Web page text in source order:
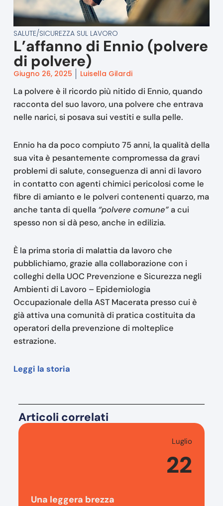
SALUTE/SICUREZZA SUL LAVORO
L’affanno di Ennio (polvere
di polvere)
Giugno 26, 2025 Luisella Gilardi
La polvere è il ricordo più nitido di Ennio, quando
racconta del suo lavoro, una polvere che entrava
nelle narici, si posava sui vestiti e sulla pelle.
Ennio ha da poco compiuto 75 anni, la qualità della
sua vita è pesantemente compromessa da gravi
problemi di salute, conseguenza di anni di lavoro
in contatto con agenti chimici pericolosi come le
fibre di amianto e le polveri contenenti quarzo, ma
anche tanta di quella “polvere comune”a cui
spesso non si dà peso, anche in edilizia.
È la prima storia di malattia da lavoro che
pubblichiamo, grazie alla collaborazione con i
colleghi della UOC Prevenzione e Sicurezza negli
Ambienti di Lavoro – Epidemiologia
Occupazionale della AST Macerata presso cui è
già attiva una comunità di pratica costituita da
operatori della prevenzione di molteplice
estrazione.
Leggi la storia
Articoli correlati
Luglio
22
Una leggera brezza